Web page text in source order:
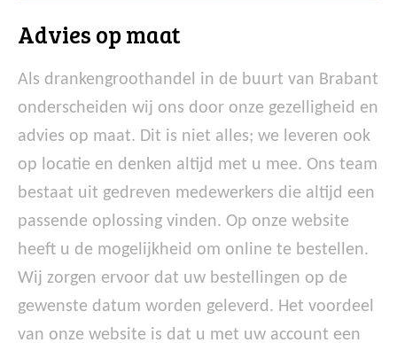
Advies op maat
Als drankengroothandel in de buurt van Brabant
onderscheiden wij ons door onze gezelligheid en
advies op maat. Dit is niet alles; we leveren ook
op locatie en denken altijd met u mee. Ons team
bestaat uit gedreven medewerkers die altijd een
passende oplossing vinden. Op onze website
heeft u de mogelijkheid om online te bestellen.
Wij zorgen ervoor dat uw bestellingen op de
gewenste datum worden geleverd. Het voordeel
van onze website is dat u met uw account een